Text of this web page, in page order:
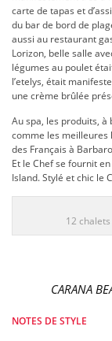
carte de tapas et
du bar de bord de
aussi au restaurant
Lorizon, belle salle
légumes au poulet
l’etelys, était
une crème brûlée
Au spa, les produits, à
comme les meilleures
des Français à
Et le Chef se fournit
Island. Stylé et chic le
12
CARANA
NOTES DE STYLE